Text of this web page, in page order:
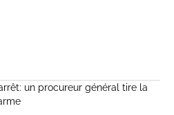
un procureur général tire la